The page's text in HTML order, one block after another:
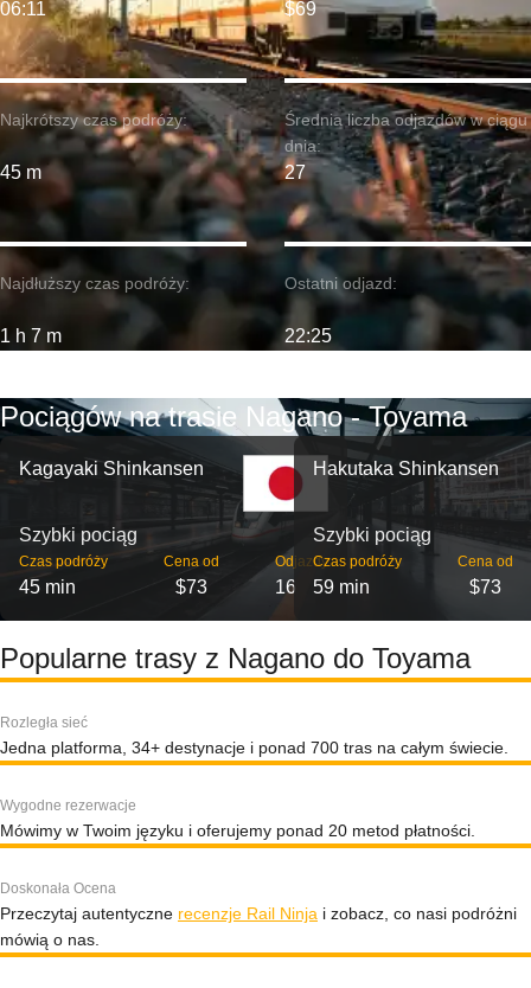
Najkrótszy czas podróży:
45 m
06:11
Najdłuższy czas podróży:
1 h 7 m
$69
Średnia liczba odjazdów w ciągu
dnia:
27
Ostatni odjazd:
22:25
Pociągów na trasie Nagano - Toyama
Kagayaki Shinkansen
Szybki pociąg
Czas podróży
45 min
Cena od
$73
Odjazdy
16
Hakutaka Shinkansen
Szybki pociąg
Czas podróży
59 min
Cena od
$73
Popularne trasy z Nagano do Toyama
Rozległa sieć
Jedna platforma, 34+ destynacje i ponad 700 tras na całym świecie.
Wygodne rezerwacje
Mówimy w Twoim języku i oferujemy ponad 20 metod płatności.
Doskonała Ocena
Przeczytaj autentyczne recenzje Rail Ninja i zobacz, co nasi podróżni
mówią o nas.